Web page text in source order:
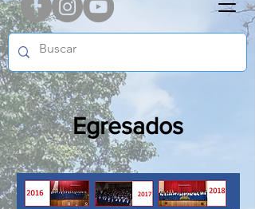
Egresados